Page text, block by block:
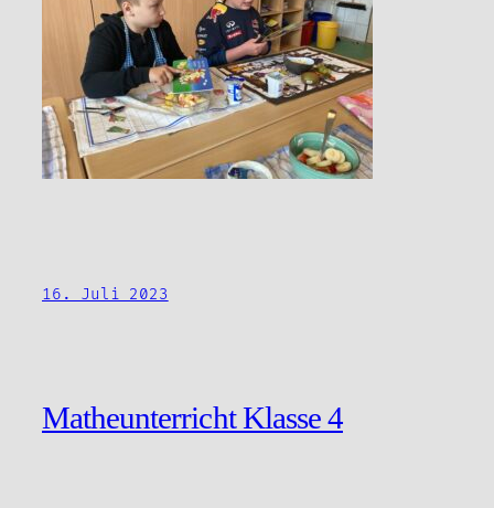
16. Juli 2023
Matheunterricht Klasse 4